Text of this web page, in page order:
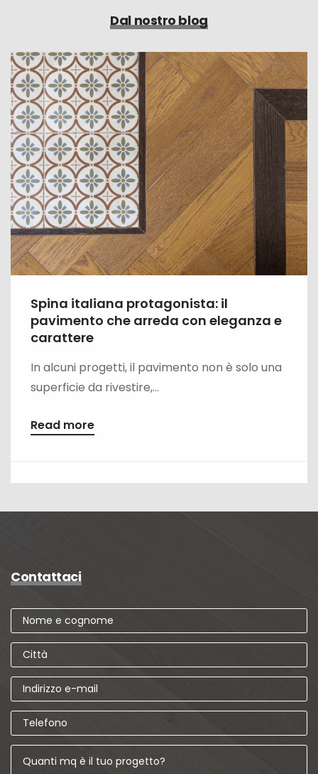
Dal nostro blog
Spina italiana protagonista: il
pavimento che arreda con eleganza e
carattere
In alcuni progetti, il pavimento non è solo una
superficie da rivestire,...
Read more
Contattaci